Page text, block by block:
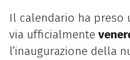
Il calendario ha preso
via ufficialmente
l’inaugurazione della